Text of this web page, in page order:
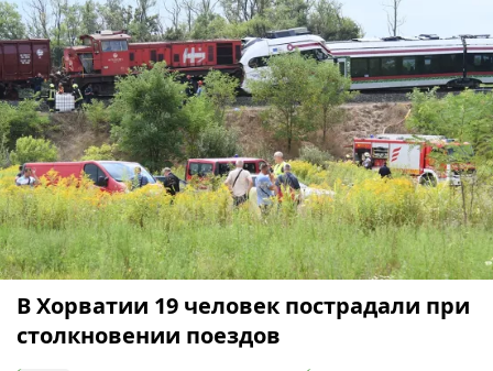
В Хорватии 19 человек пострадали при
столкновении поездов